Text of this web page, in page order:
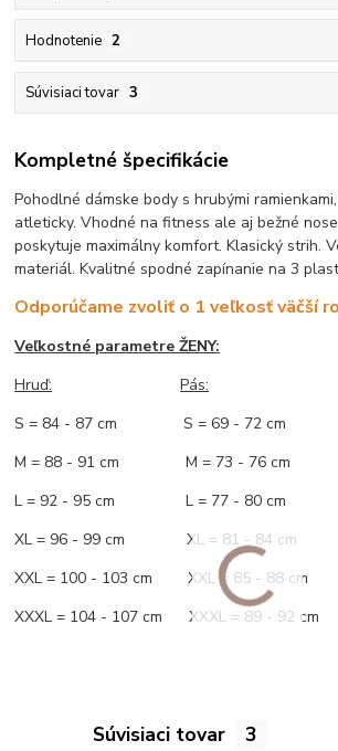
Hodnotenie 2
Súvisiaci tovar 3
Kompletné špecifikácie
Pohodlné dámske body s hrubými
atleticky. Vhodné na fitness ale aj bežné
poskytuje maximálny komfort. Klasický strih.
materiál. Kvalitné spodné zapínanie na 3
Odporúčame zvoliť o 1 veľkosť väčší
Veľkostné parametre ŽENY:
Hruď:
Pás:
S = 84 - 87 cm S = 69 - 72 cm
M = 88 - 91 cm M = 73 - 76 cm
L = 92 - 95 cm L = 77 - 80 cm
XL = 96 - 99 cm XL = 81 - 84 cm
XXL = 100 - 103 cm XXL = 85 - 88 cm
XXXL = 104 - 107 cm XXXL = 89 - 92 cm
Súvisiaci tovar 3